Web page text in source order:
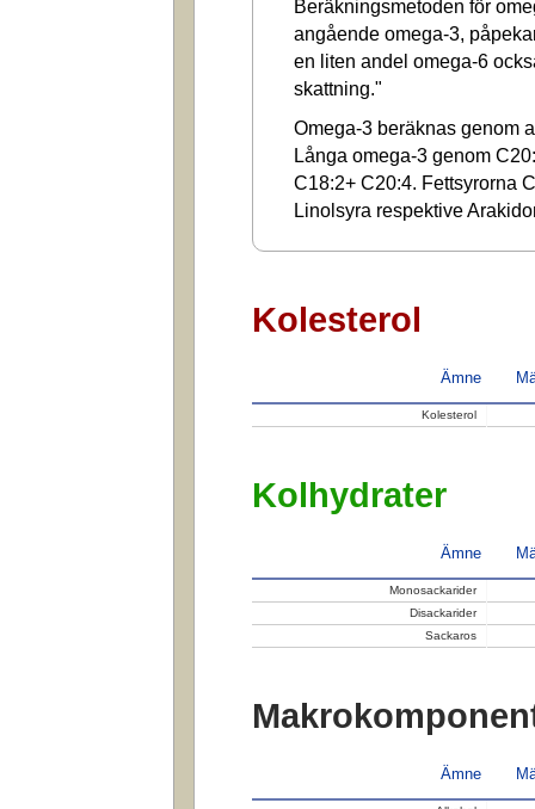
Beräkningsmetoden för
angående omega-3,
en liten andel omega-6
skattning."
Omega-3 beräknas genom
Långa omega-3 genom
C18:2+ C20:4. Fettsyrorna
Linolsyra respektive
Kolesterol
Ämne
Kolesterol
Kolhydrater
Ämne
Monosackarider
Disackarider
Sackaros
Ämne